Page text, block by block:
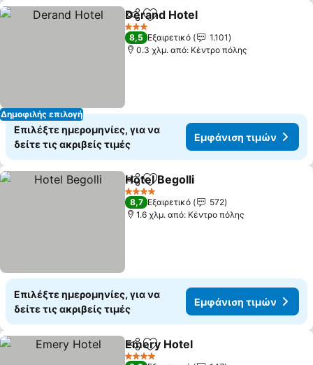
Δημοφιλής επιλογή
Κοινοποίηση
Προσθήκη στα αγαπημένα
Derand Hotel
3 Αστέρια
8,5 Εξαιρετικό
1.101
0.3 χλμ. από: Κέντρο πόλης
Επιλέξτε ημερομηνίες, για να
δείτε τις ακριβείς τιμές
Εμφάνιση τιμών
Κοινοποίηση
Προσθήκη στα αγαπημένα
Hotel Begolli
4 Αστέρια
8,7 Εξαιρετικό
572
1.6 χλμ. από: Κέντρο πόλης
Επιλέξτε ημερομηνίες, για να
δείτε τις ακριβείς τιμές
Εμφάνιση τιμών
Κοινοποίηση
Προσθήκη στα αγαπημένα
Emery Hotel
4 Αστέρια